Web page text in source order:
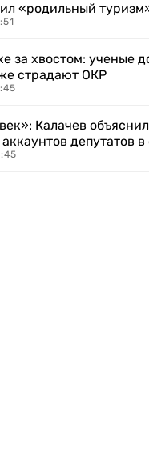
«родильный
за хвостом: ученые
страдают ОКР
Калачев
депутатов в